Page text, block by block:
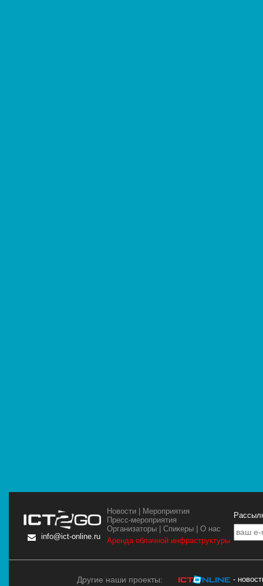
info@ict-online.ru
Новости | Мероприятия
Пресс-мероприятия
Организаторы |Спикеры |О нас
Аренда облачной инфраструктуры
Другие наши проекты: -